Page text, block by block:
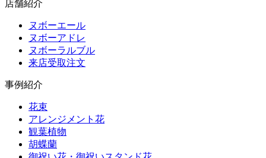
店舗紹介
ヌボーエール
ヌボーアドレ
ヌボーラルブル
来店受取注文
事例紹介
花束
アレンジメント花
観葉植物
胡蝶蘭